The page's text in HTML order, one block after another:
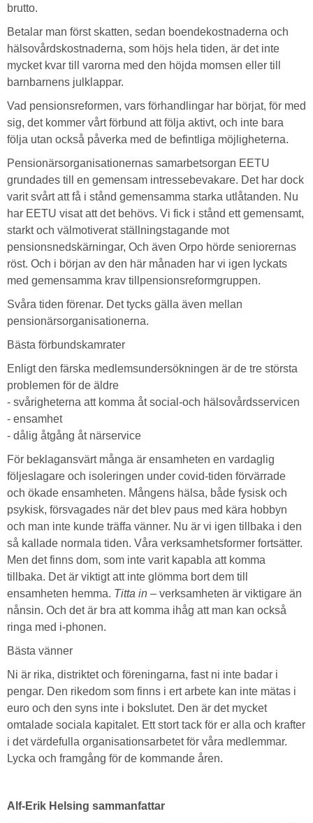
brutto.
Betalar man först skatten, sedan boendekostnaderna och
hälsovårdskostnaderna, som höjs hela tiden, är det inte
mycket kvar till varorna med den höjda momsen eller till
barnbarnens julklappar.
Vad pensionsreformen, vars förhandlingar har börjat, för med
sig, det kommer vårt förbund att följa aktivt, och inte bara
följa utan också påverka med de befintliga möjligheterna.
Pensionärsorganisationernas samarbetsorgan EETU
grundades till en gemensam intressebevakare. Det har dock
varit svårt att få i stånd gemensamma starka utlåtanden. Nu
har EETU visat att det behövs. Vi fick i stånd ett gemensamt,
starkt och välmotiverat ställningstagande mot
pensionsnedskärningar, Och även Orpo hörde seniorernas
röst. Och i början av den här månaden har vi igen lyckats
med gemensamma krav tillpensionsreformgruppen.
Svåra tiden förenar. Det tycks gälla även mellan
pensionärsorganisationerna.
Bästa förbundskamrater
Enligt den färska medlemsundersökningen är de tre största
problemen för de äldre
- svårigheterna att komma åt social-och hälsovårdsservicen
- ensamhet
- dålig åtgång åt närservice
För beklagansvärt många är ensamheten en vardaglig
följeslagare och isoleringen under covid-tiden förvärrade
och ökade ensamheten. Mångens hälsa, både fysisk och
psykisk, försvagades när det blev paus med kära hobbyn
och man inte kunde träffa vänner. Nu är vi igen tillbaka i den
så kallade normala tiden. Våra verksamhetsformer fortsätter.
Men det finns dom, som inte varit kapabla att komma
tillbaka. Det är viktigt att inte glömma bort dem till
ensamheten hemma. Titta in – verksamheten är viktigare än
nånsin. Och det är bra att komma ihåg att man kan också
ringa med i-phonen.
Bästa vänner
Ni är rika, distriktet och föreningarna, fast ni inte badar i
pengar. Den rikedom som finns i ert arbete kan inte mätas i
euro och den syns inte i bokslutet. Den är det mycket
omtalade sociala kapitalet. Ett stort tack för er alla och krafter
i det värdefulla organisationsarbetet för våra medlemmar.
Lycka och framgång för de kommande åren.
Alf-Erik Helsing sammanfattar